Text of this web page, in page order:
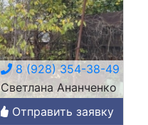
8 (928) 354-38-49
Светлана Ананченко
Отправить заявку